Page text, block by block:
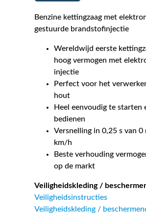
Benzine kettingzaag met
gestuurde brandstofinjectie
Wereldwijd eerste
hoog vermogen met
injectie
Perfect voor het
hout
Heel eenvoudig te starten
bedienen
Versnelling in 0,25 s van 0
km/h
Beste verhouding
op de markt
Veiligheidskleding /
Veiligheidsinstructies
Veiligheidskleding /